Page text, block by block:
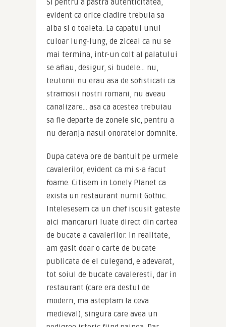
Si pentru a pastra autenticitatea,
evident ca orice cladire trebuia sa
aiba si o toaleta. La capatul unui
culoar lung-lung, de ziceai ca nu se
mai termina, intr-un colt al palatului
se aflau, desigur, si budele… nu,
teutonii nu erau asa de sofisticati ca
stramosii nostri romani, nu aveau
canalizare… asa ca acestea trebuiau
sa fie departe de zonele sic, pentru a
nu deranja nasul onoratelor domnite.
Dupa cateva ore de bantuit pe urmele
cavalerilor, evident ca mi s-a facut
foame. Citisem in Lonely Planet ca
exista un restaurant numit Gothic.
Intelesesem ca un chef iscusit gateste
aici mancaruri luate direct din cartea
de bucate a cavalerilor. In realitate,
am gasit doar o carte de bucate
publicata de el culegand, e adevarat,
tot soiul de bucate cavaleresti, dar in
restaurant (care era destul de
modern, ma asteptam la ceva
medieval), singura care avea un